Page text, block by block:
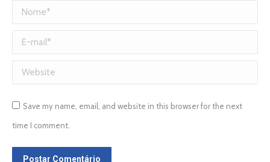
Nome *
E-mail *
Website
Save my name, email, and website in this browser for the next
time I comment.
Postar Comentário